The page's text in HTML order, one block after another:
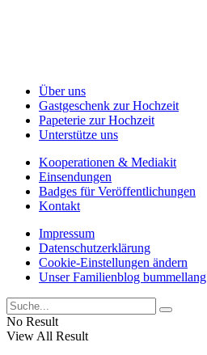
Über uns
Gastgeschenk zur Hochzeit
Papeterie zur Hochzeit
Unterstütze uns
Kooperationen & Mediakit
Einsendungen
Badges für Veröffentlichungen
Kontakt
Impressum
Datenschutzerklärung
Cookie-Einstellungen ändern
Unser Familienblog bummellang
No Result
View All Result